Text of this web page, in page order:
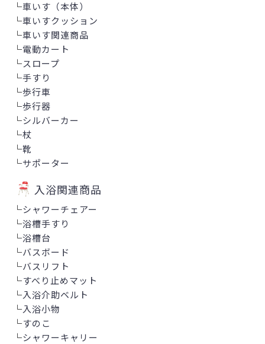
└車いす（本体）
└車いすクッション
└車いす関連商品
└電動カート
└スロープ
└手すり
└歩行車
└歩行器
└シルバーカー
└杖
└靴
└サポーター
入浴関連商品
└シャワーチェアー
└浴槽手すり
└浴槽台
└バスボード
└バスリフト
└すべり止めマット
└入浴介助ベルト
└入浴小物
└すのこ
└シャワーキャリー